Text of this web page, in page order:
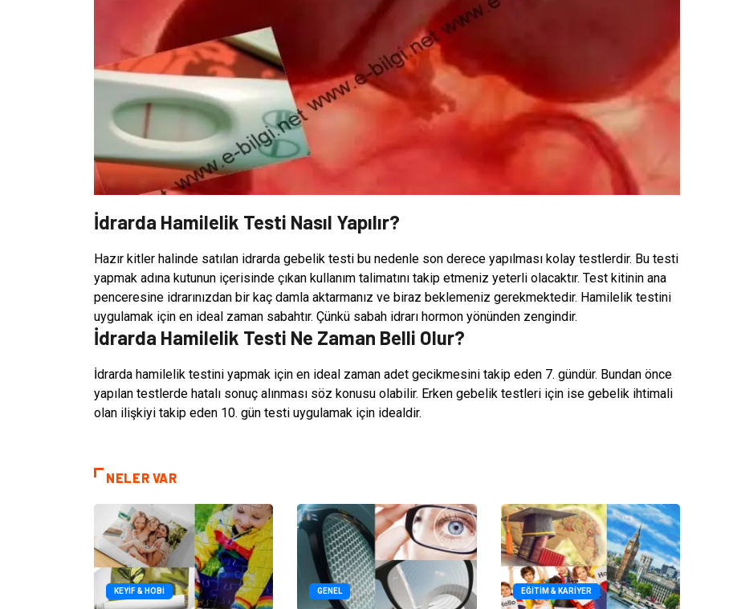
İdrarda Hamilelik Testi Nasıl Yapılır?
Hazır kitler halinde satılan idrarda gebelik testi bu nedenle son derece yapılması kolay testlerdir. Bu testi
yapmak adına kutunun içerisinde çıkan kullanım talimatını takip etmeniz yeterli olacaktır. Test kitinin ana
penceresine idrarınızdan bir kaç damla aktarmanız ve biraz beklemeniz gerekmektedir. Hamilelik testini
uygulamak için en ideal zaman sabahtır. Çünkü sabah idrarı hormon yönünden zengindir.
İdrarda Hamilelik Testi Ne Zaman Belli Olur?
İdrarda hamilelik testini yapmak için en ideal zaman adet gecikmesini takip eden 7. gündür. Bundan önce
yapılan testlerde hatalı sonuç alınması söz konusu olabilir. Erken gebelik testleri için ise gebelik ihtimali
olan ilişkiyi takip eden 10. gün testi uygulamak için idealdir.
NELER VAR
KEYIF & HOBI GENEL EĞITIM & KARIYER